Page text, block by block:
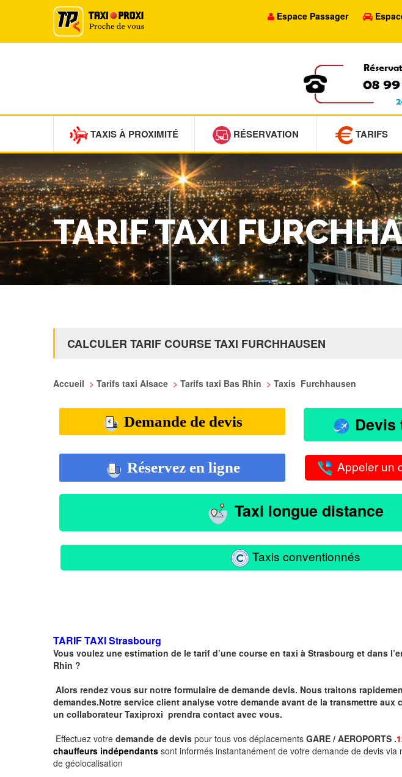
Espace Passager
TAXIS À PROXIMITÉ RÉSERVATION TARIFS
TARIF TAXI
CALCULER TARIF COURSE TAXI FURCHHAUSEN
Accueil > Tarifs taxi Alsace > Tarifs taxi Bas Rhin > Taxis Furchhausen
Demande de devis Devis
Réservez en ligne Appeler un
Taxi longue distance
Taxis conventionnés
TARIF TAXIStrasbourg
Vous voulez une estimation de le tarif d’une course en taxi à Strasbourg et dans
Rhin ?
Alors rendez vous sur notre formulaire de demande devis. Nous traitons
demandes.Notre service client analyse votre demande avant de la transmettre aux
un collaborateur Taxiproxi prendra contact avec vous.
Effectuez votre demande de devis pour tous vos déplacements GARE / AEROPORTS .
chauffeurs indépendants sont informés instantanément de votre demande de devis via
de géolocalisation